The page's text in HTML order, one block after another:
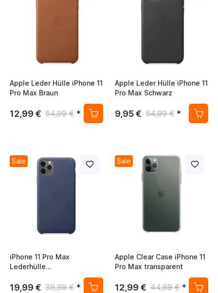
Apple Leder Hülle iPhone 11
Pro Max Braun
12,99 € 54,99 € *
Apple Leder Hülle iPhone 11
Pro Max Schwarz
9,95 € 54,99 € *
Sale
iPhone 11 Pro Max
Lederhülle
19,99 € 39,99 € *
Sale
Apple Clear Case iPhone 11
Pro Max transparent
12,99 € 44,99 € *